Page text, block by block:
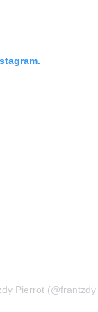
Pierrot